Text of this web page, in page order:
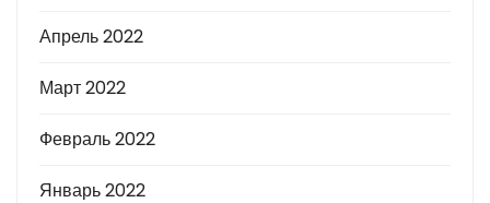
Апрель 2022
Март 2022
Февраль 2022
Январь 2022